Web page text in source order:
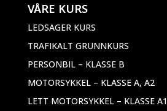
VÅRE KURS
LEDSAGER KURS
TRAFIKALT GRUNNKURS
PERSONBIL – KLASSE B
MOTORSYKKEL – KLASSE A, A2
LETT MOTORSYKKEL – KLASSE A1